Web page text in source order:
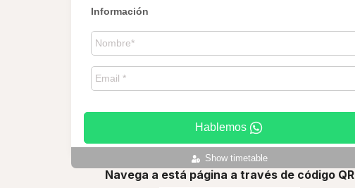
Show timetable
Información
Hablemos
Navega a está página a través de código QR